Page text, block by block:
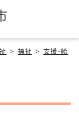
> 福祉 > 支援・給